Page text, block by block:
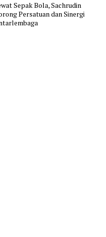
Sepak Bola, Sachrudin
Persatuan dan Sinergi